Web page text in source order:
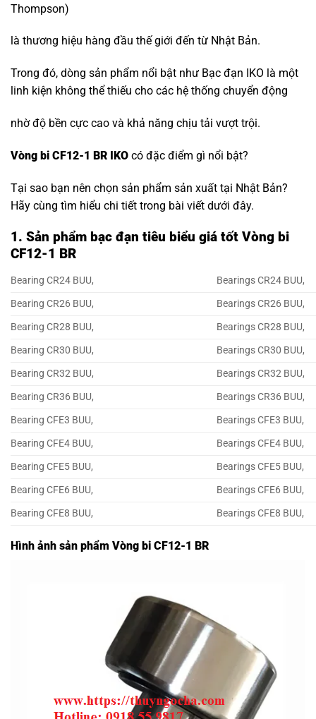
Thompson)
là thương hiệu hàng đầu thế giới đến từ Nhật Bản.
Trong đó, dòng sản phẩm nổi bật như Bạc đạn IKO là một
linh kiện không thể thiếu cho các hệ thống chuyển động
nhờ độ bền cực cao và khả năng chịu tải vượt trội.
Vòng bi CF12-1 BR IKO có đặc điểm gì nổi bật?
Tại sao bạn nên chọn sản phẩm sản xuất tại Nhật Bản?
Hãy cùng tìm hiểu chi tiết trong bài viết dưới đây.
1. Sản phẩm bạc đạn tiêu biểu giá tốt Vòng bi
CF12-1 BR
Bearing CR24 BUU,
Bearings CR24 BUU,
Bearing CR26 BUU,
Bearings CR26 BUU,
Bearing CR28 BUU,
Bearings CR28 BUU,
Bearing CR30 BUU,
Bearings CR30 BUU,
Bearing CR32 BUU,
Bearings CR32 BUU,
Bearing CR36 BUU,
Bearings CR36 BUU,
Bearing CFE3 BUU,
Bearings CFE3 BUU,
Bearing CFE4 BUU,
Bearings CFE4 BUU,
Bearing CFE5 BUU,
Bearings CFE5 BUU,
Bearing CFE6 BUU,
Bearings CFE6 BUU,
Bearing CFE8 BUU,
Bearings CFE8 BUU,
Hình ảnh sản phẩm Vòng bi CF12-1 BR